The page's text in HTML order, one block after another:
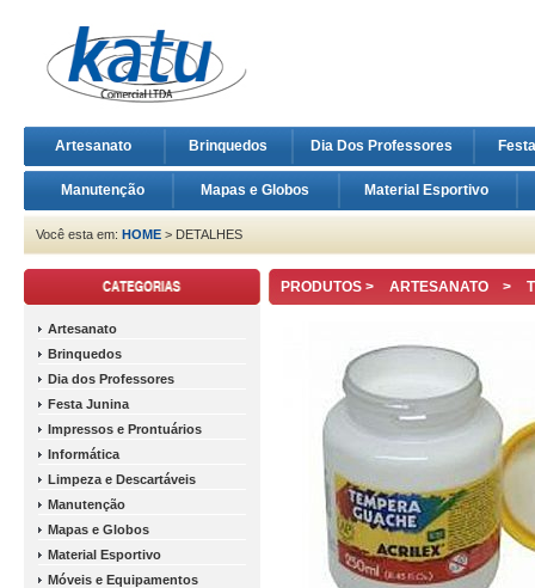
Artesanato Brinquedos Dia Dos Professores
Manutenção Mapas e Globos Material Esportivo
Você esta em: HOME > DETALHES
Artesanato
Brinquedos
Dia dos Professores
Festa Junina
Impressos e Prontuários
Informática
Limpeza e Descartáveis
Manutenção
Mapas e Globos
Material Esportivo
Móveis e Equipamentos
PRODUTOS > ARTESANATO >